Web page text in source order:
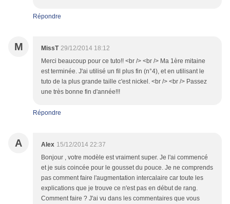
Répondre
M MissT 29/12/2014 18:12
Merci beaucoup pour ce tuto!! <br /> <br /> Ma 1ère mitaine
est terminée. J'ai utilisé un fil plus fin (n°4), et en utilisant le
tuto de la plus grande taille c'est nickel. <br /> <br /> Passez
une très bonne fin d'année!!!
Répondre
A Alex 15/12/2014 22:37
Bonjour , votre modèle est vraiment super. Je l'ai commencé
et je suis coincée pour le gousset du pouce. Je ne comprends
pas comment faire l'augmentation intercalaire car toute les
explications que je trouve ce n'est pas en début de rang.
Comment faire ? J'ai vu dans les commentaires que vous